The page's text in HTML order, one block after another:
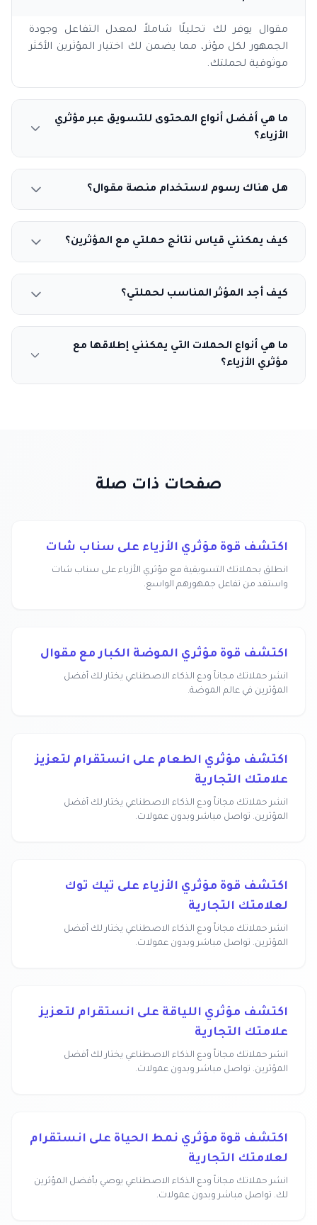
مقوال يوفر لك تحليلًا شاملاً لمعدل التفاعل وجودة
الجمهور لكل مؤثر، مما يضمن لك اختيار المؤثرين الأكثر
موثوقية لحملتك.
ما هي أفضل أنواع المحتوى للتسويق عبر مؤثري
الأزياء؟
هل هناك رسوم لاستخدام منصة مقوال؟
كيف يمكنني قياس نتائج حملتي مع المؤثرين؟
كيف أجد المؤثر المناسب لحملتي؟
ما هي أنواع الحملات التي يمكنني إطلاقها مع
مؤثري الأزياء؟
صفحات ذات صلة
اكتشف قوة مؤثري الأزياء على سناب شات
انطلق بحملاتك التسويقية مع مؤثري الأزياء على سناب شات
واستفد من تفاعل جمهورهم الواسع.
اكتشف قوة مؤثري الموضة الكبار مع مقوال
انشر حملاتك مجاناً ودع الذكاء الاصطناعي يختار لك أفضل
المؤثرين في عالم الموضة.
اكتشف مؤثري الطعام على انستقرام لتعزيز
علامتك التجارية
انشر حملاتك مجاناً ودع الذكاء الاصطناعي يختار لك أفضل
المؤثرين. تواصل مباشر وبدون عمولات.
اكتشف قوة مؤثري الأزياء على تيك توك
لعلامتك التجارية
انشر حملاتك مجاناً ودع الذكاء الاصطناعي يختار لك أفضل
المؤثرين. تواصل مباشر وبدون عمولات.
اكتشف مؤثري اللياقة على انستقرام لتعزيز
علامتك التجارية
انشر حملاتك مجاناً ودع الذكاء الاصطناعي يختار لك أفضل
المؤثرين. تواصل مباشر وبدون عمولات.
اكتشف قوة مؤثري نمط الحياة على انستقرام
لعلامتك التجارية
انشر حملاتك مجاناً ودع الذكاء الاصطناعي يوصي بأفضل المؤثرين
لك. تواصل مباشر وبدون عمولات.